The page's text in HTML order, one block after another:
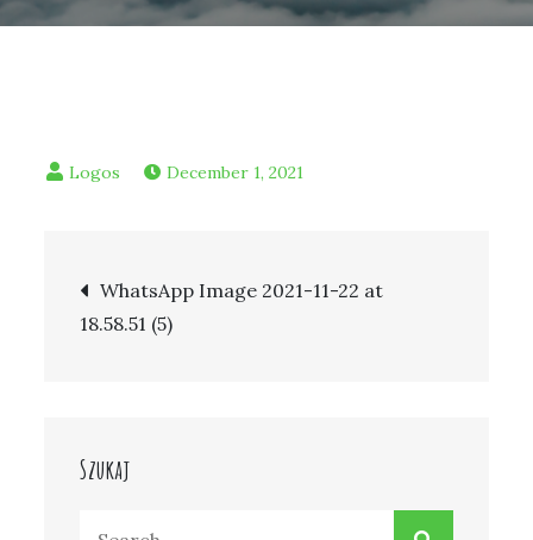
December 1, 2021
Post
navigation
WhatsApp Image 2021-11-22 at
18.58.51 (5)
Szukaj